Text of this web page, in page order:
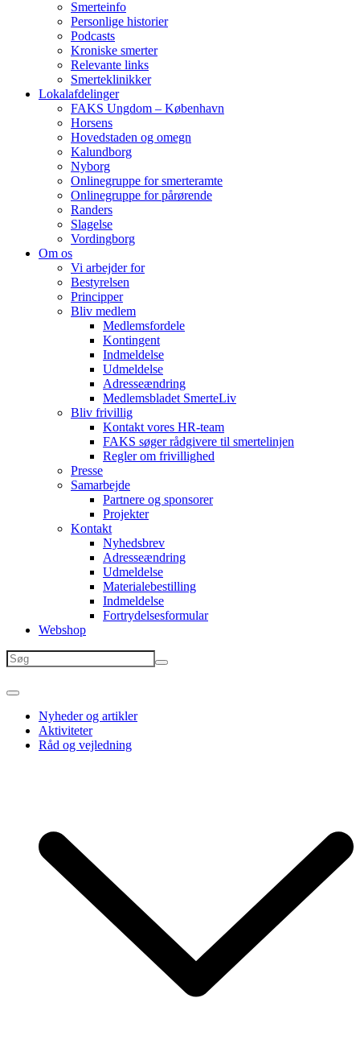
Smerteinfo
Personlige historier
Podcasts
Kroniske smerter
Relevante links
Smerteklinikker
Lokalafdelinger
FAKS Ungdom – København
Horsens
Hovedstaden og omegn
Kalundborg
Nyborg
Onlinegruppe for smerteramte
Onlinegruppe for pårørende
Randers
Slagelse
Vordingborg
Om os
Vi arbejder for
Bestyrelsen
Principper
Bliv medlem
Medlemsfordele
Kontingent
Indmeldelse
Udmeldelse
Adresseændring
Medlemsbladet SmerteLiv
Bliv frivillig
Kontakt vores HR-team
FAKS søger rådgivere til smertelinjen
Regler om frivillighed
Presse
Samarbejde
Partnere og sponsorer
Projekter
Kontakt
Nyhedsbrev
Adresseændring
Udmeldelse
Materialebestilling
Indmeldelse
Fortrydelsesformular
Webshop
Nyheder og artikler
Aktiviteter
Råd og vejledning